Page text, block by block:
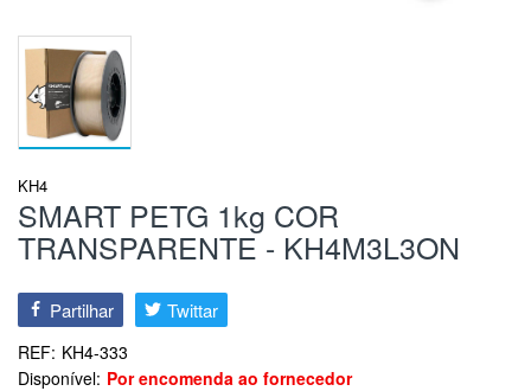
KH4
SMART PETG 1kg COR
TRANSPARENTE - KH4M3L3ON
Partilhar Twittar
REF: KH4-333
Disponível: Por encomenda ao fornecedor